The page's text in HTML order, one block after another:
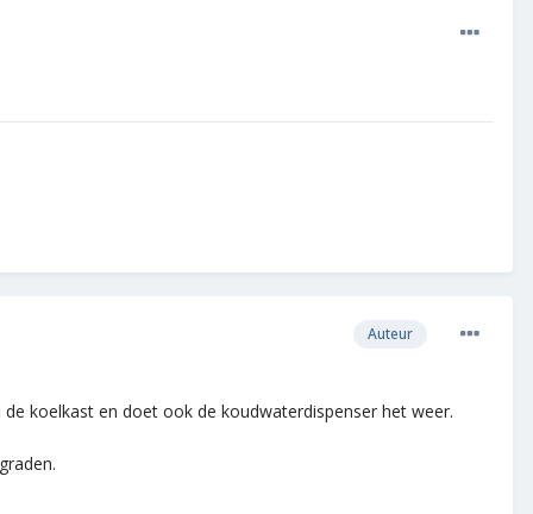
Auteur
koelkast en doet ook de koudwaterdispenser het weer.